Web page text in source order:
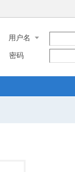
用户名
密码